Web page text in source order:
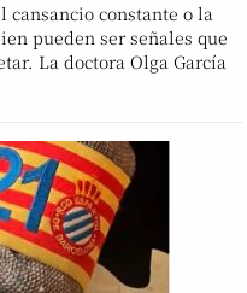
cansancio constante o la
pueden ser señales que
La doctora Olga García